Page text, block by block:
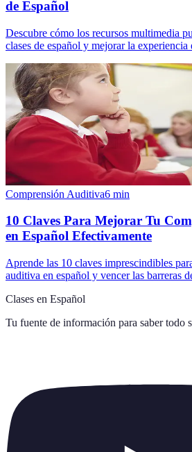
de Español
Descubre cómo los recursos multimedia
clases de español y mejorar la experiencia
Comprensión Auditiva6 min
10 Claves Para Mejorar Tu
en Español Efectivamente
Aprende las 10 claves imprescindibles
auditiva en español y vencer las barreras
Clases en Español
Tu fuente de información para saber todo